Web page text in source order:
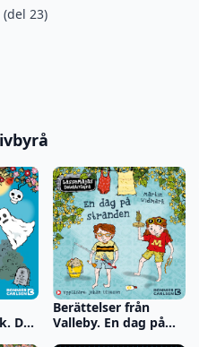
23)
Det
Berättelser från
Valleby. En dag på